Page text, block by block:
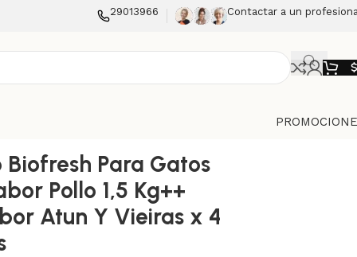
29013966 Contactar a un
$
Para Gatos
Pollo 1,5 Kg++
Atun Y Vieiras x 4